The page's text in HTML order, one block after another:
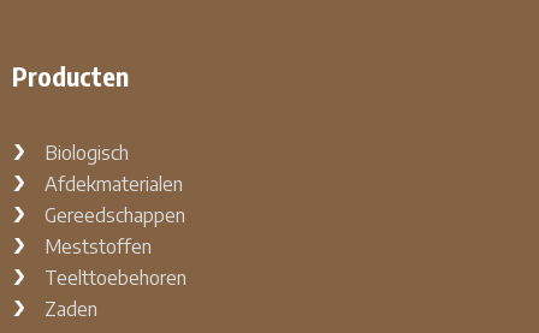
Producten
Biologisch
Afdekmaterialen
Gereedschappen
Meststoffen
Teelttoebehoren
Zaden